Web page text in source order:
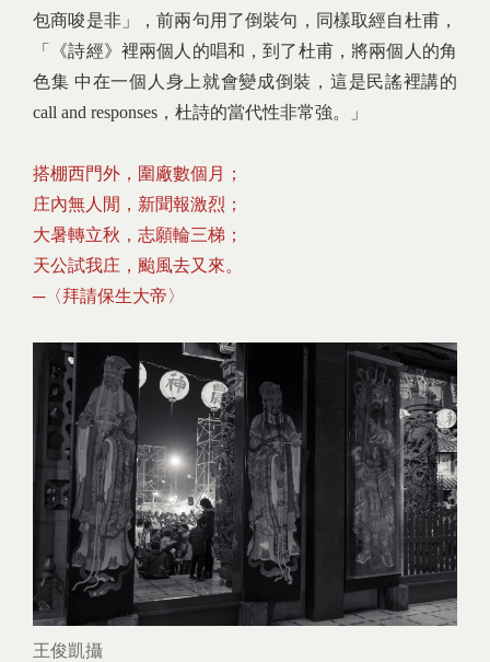
包商唆是非」，前兩句用了倒裝句，同樣取經自杜甫，
「《詩經》裡兩個人的唱和，到了杜甫，將兩個人的角
色集 中在一個人身上就會變成倒裝，這是民謠裡講的
call and responses，杜詩的當代性非常強。」
搭棚西門外，圍廠數個月；
庄內無人閒，新聞報激烈；
大暑轉立秋，志願輪三梯；
天公試我庄，颱風去又來。
─〈拜請保生大帝〉
王俊凱攝